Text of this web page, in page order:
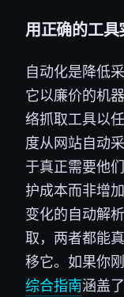
用正确的工
自动化是降低
它以廉价的机
络抓取工具以
度从网站自动
于真正需要他
护成本而非增
变化的自动解
取，两者都能
移它。如果你
综合指南涵盖